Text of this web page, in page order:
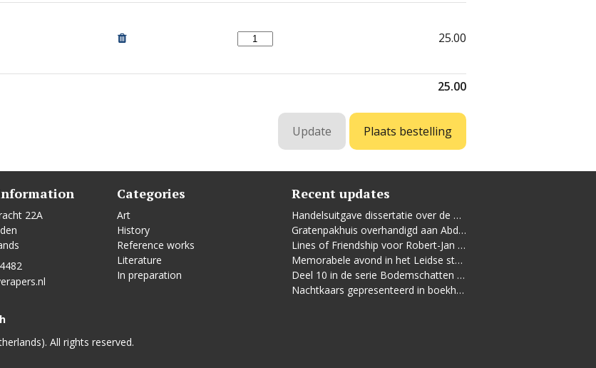
25.00
25.00
22A
Categories
Art
History
Reference works
Literature
In preparation
Recent updates
Handelsuitgave dissertatie over de Leidse vrouwenbeweging
Gratenpakhuis overhandigd aan Abdelhaq Jermoumi
Lines of Friendship voor Robert-Jan te Rijdt
Memorabele avond in het Leidse stadhuis
Deel 10 in de serie Bodemschatten en Bouwgeheimen verschenen
Nachtkaars gepresenteerd in boekhandel De Kler
All rights reserved.